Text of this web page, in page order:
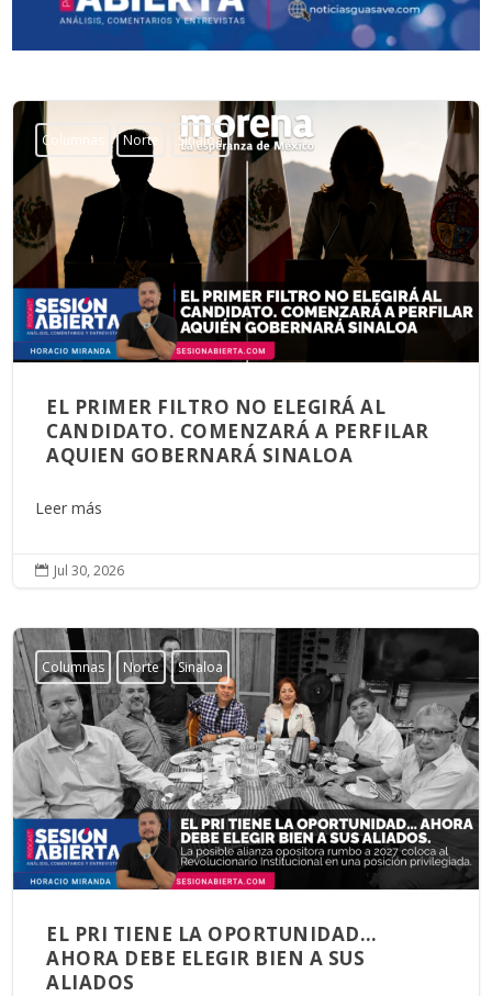
Columnas Norte Sinaloa
EL PRIMER FILTRO NO ELEGIRÁ AL
CANDIDATO. COMENZARÁ A PERFILAR
AQUIEN GOBERNARÁ SINALOA
Leer más
 Jul 30, 2026
Columnas Norte Sinaloa
EL PRI TIENE LA OPORTUNIDAD…
AHORA DEBE ELEGIR BIEN A SUS
ALIADOS